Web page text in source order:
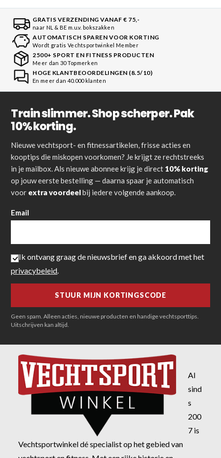
GRATIS VERZENDING VANAF € 75,-
naar NL & BE m.u.v. bokszakken
AUTOMATISCH SPAREN VOOR KORTING
Wordt gratis Vechtsportwinkel Member
2500+ SPORT EN FITNESS PRODUCTEN
Meer dan 30 Topmerken
HOGE KLANTBEOORDELINGEN (8.5/10)
En meer dan 40.000 klanten
Train slimmer. Shop scherper. Pak
10% korting.
Nieuwe vechtsport- en fitnessartikelen, frisse acties en
kooptips die miskopen voorkomen? Je krijgt ze rechtstreeks
in je mailbox. Als nieuwe abonnee krijg je direct 10% korting
op jouw eerste bestelling — daarna spaar je automatisch
voor extra voordeelbij iedere volgende aankoop.
Email
Ik ontvang graag de nieuwsbrief en ga akkoord met het
privacybeleid.
Geen spam. Alleen acties, nieuwe producten en handige vechtsporttips.
Uitschrijven kan altijd.
Al
sind
s
200
7 is
Vechtsportwinkel dé specialist op het gebied van